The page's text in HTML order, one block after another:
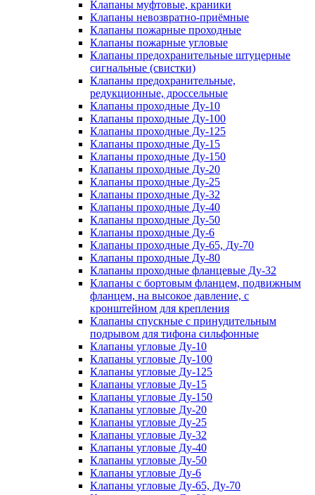
Клапаны муфтовые, краники
Клапаны невозвратно-приёмные
Клапаны пожарные проходные
Клапаны пожарные угловые
Клапаны предохранительные штуцерные
сигнальные (свистки)
Клапаны предохранительные,
редукционные, дроссельные
Клапаны проходные Ду-10
Клапаны проходные Ду-100
Клапаны проходные Ду-125
Клапаны проходные Ду-15
Клапаны проходные Ду-150
Клапаны проходные Ду-20
Клапаны проходные Ду-25
Клапаны проходные Ду-32
Клапаны проходные Ду-40
Клапаны проходные Ду-50
Клапаны проходные Ду-6
Клапаны проходные Ду-65, Ду-70
Клапаны проходные Ду-80
Клапаны проходные фланцевые Ду-32
Клапаны с бортовым фланцем, подвижным
фланцем, на высокое давление, с
кронштейном для крепления
Клапаны спускные с принудительным
подрывом для тифона сильфонные
Клапаны угловые Ду-10
Клапаны угловые Ду-100
Клапаны угловые Ду-125
Клапаны угловые Ду-15
Клапаны угловые Ду-150
Клапаны угловые Ду-20
Клапаны угловые Ду-25
Клапаны угловые Ду-32
Клапаны угловые Ду-40
Клапаны угловые Ду-50
Клапаны угловые Ду-6
Клапаны угловые Ду-65, Ду-70